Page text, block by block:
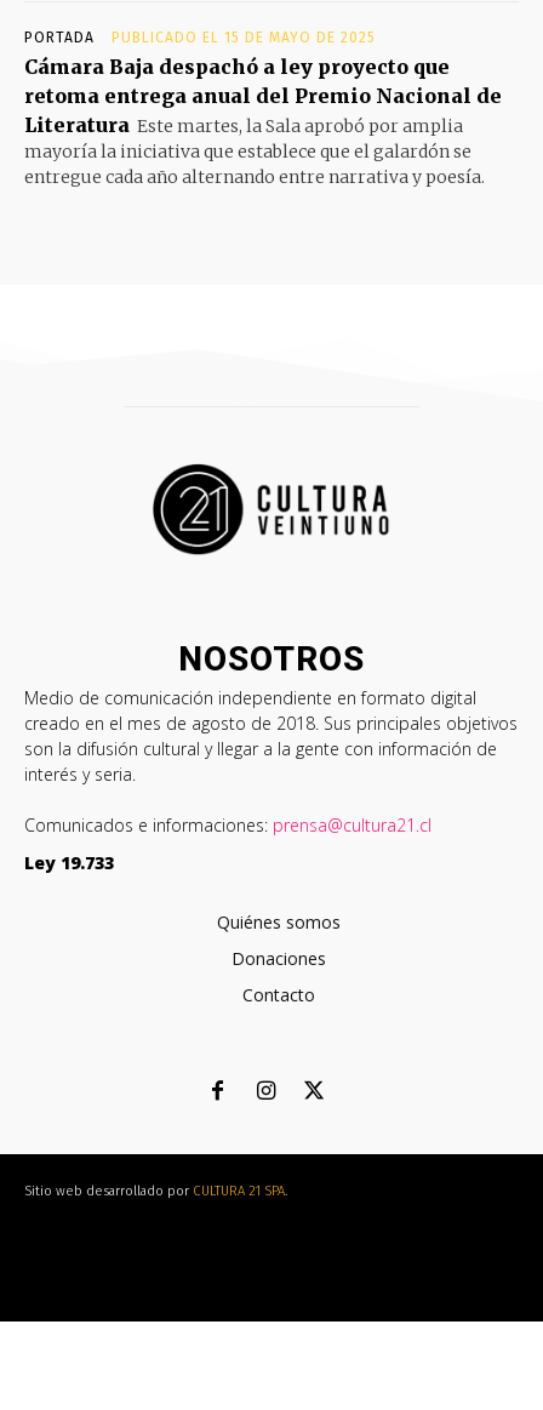
PORTADA PUBLICADO EL 15 DE MAYO DE 2025
Cámara Baja despachó a ley proyecto que
retoma entrega anual del Premio Nacional de
Literatura Este martes, la Sala aprobó por amplia
mayoría la iniciativa que establece que el galardón se
entregue cada año alternando entre narrativa y poesía.
NOSOTROS
Medio de comunicación independiente en formato digital
creado en el mes de agosto de 2018. Sus principales objetivos
son la difusión cultural y llegar a la gente con información de
interés y seria.
Comunicados e informaciones: prensa@cultura21.cl
Ley 19.733
Quiénes somos
Donaciones
Contacto
Sitio web desarrollado por CULTURA 21 SPA